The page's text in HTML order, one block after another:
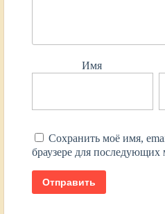
Имя
Сохранить моё имя,
браузере для